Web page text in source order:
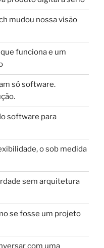
mudou nossa visão
funciona e um
só software.
software para
o sob medida
sem arquitetura
se fosse um projeto